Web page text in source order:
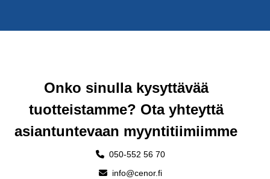
Onko sinulla kysyttävää
tuotteistamme? Ota yhteyttä
asiantuntevaan myyntitiimiimme
050-552 56 70
info@cenor.fi